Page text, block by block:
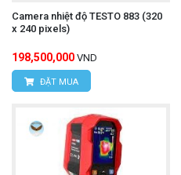
Camera nhiệt độ TESTO 883 (320
x 240 pixels)
198,500,000 VND
ĐẶT MUA